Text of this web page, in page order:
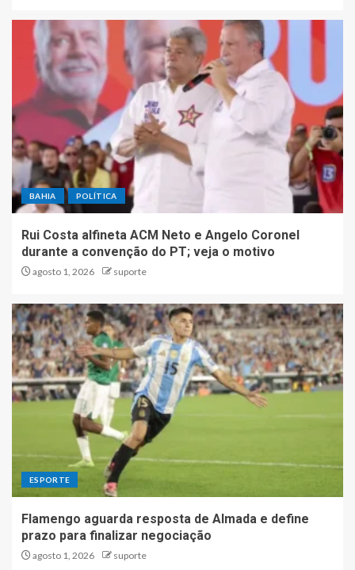
BAHIA POLÍTICA
Rui Costa alfineta ACM Neto e Angelo Coronel
durante a convenção do PT; veja o motivo
agosto 1, 2026 suporte
ESPORTE
Flamengo aguarda resposta de Almada e define
prazo para finalizar negociação
agosto 1, 2026 suporte